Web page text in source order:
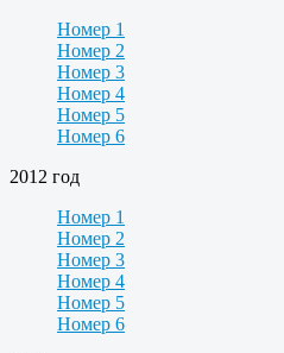
Номер 1
Номер 2
Номер 3
Номер 4
Номер 5
Номер 6
2012 год
Номер 1
Номер 2
Номер 3
Номер 4
Номер 5
Номер 6